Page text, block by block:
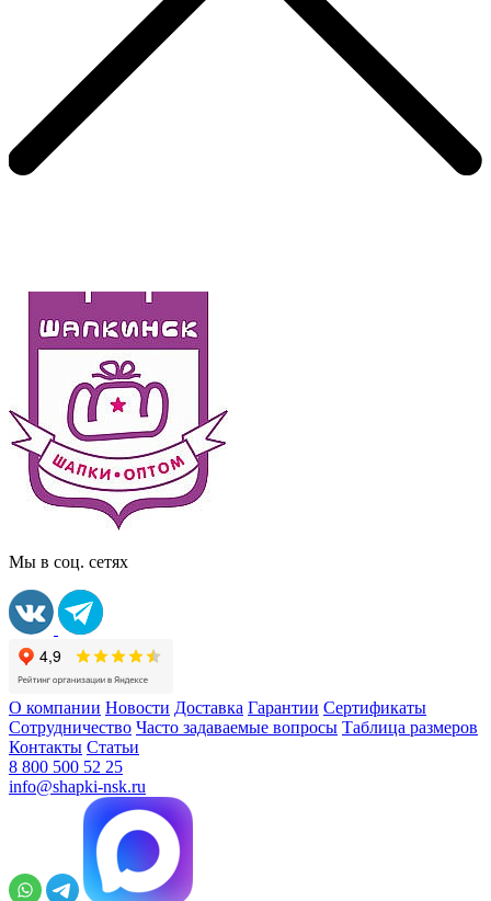
Мы в соц. сетях
О компании Новости Доставка Гарантии Сертификаты
Сотрудничество Часто задаваемые вопросы Таблица размеров
Контакты Статьи
8 800 500 52 25
info@shapki-nsk.ru